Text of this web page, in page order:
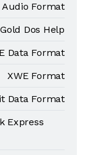
Audio Format
Dos Help
Data Format
XWE Format
Data Format
Express